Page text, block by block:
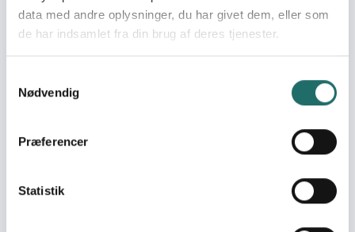
data med andre oplysninger, du har givet dem, eller som
de har indsamlet fra din brug af deres tjenester.
Nødvendig
Præferencer
Statistik
2 Projekter
Mål 10: Mindre ulighed
4 Projekter
Mål 11: Bæredygtige byer
Mål 12: Ansvarligt forbrug